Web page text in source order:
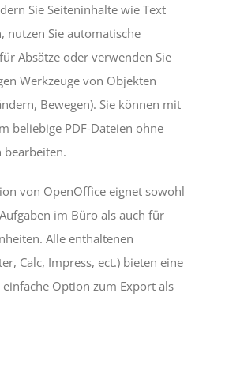
Sie Seiteninhalte wie Text
nutzen Sie automatische
Absätze oder verwenden Sie
Werkzeuge von Objekten
Bewegen). Sie können mit
beliebige PDF-Dateien ohne
bearbeiten.
von OpenOffice eignet sowohl
im Büro als auch für
Alle enthaltenen
Calc, Impress, ect.) bieten eine
Option zum Export als